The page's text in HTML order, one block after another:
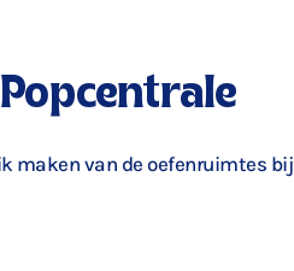
maken van de oefenruimtes bij